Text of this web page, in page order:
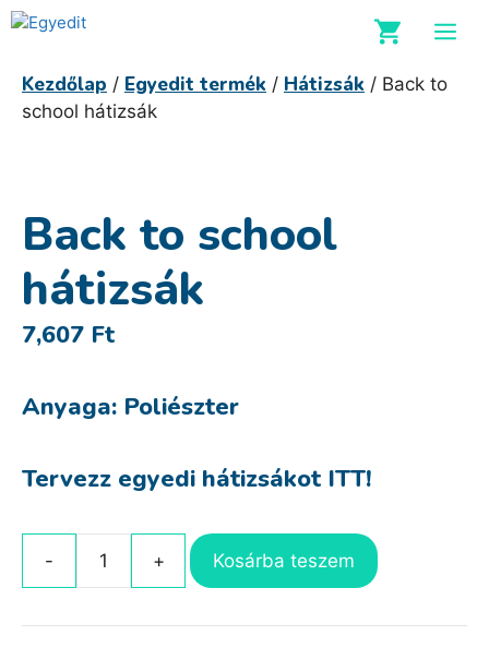
Kilépés
Kezdőlap / Egyedit termék / Hátizsák / Back to
school hátizsák
Back to school
hátizsák
7,607 Ft
Anyaga: Poliészter
Tervezz egyedi hátizsákot ITT!
Back
school
Kosárba teszem